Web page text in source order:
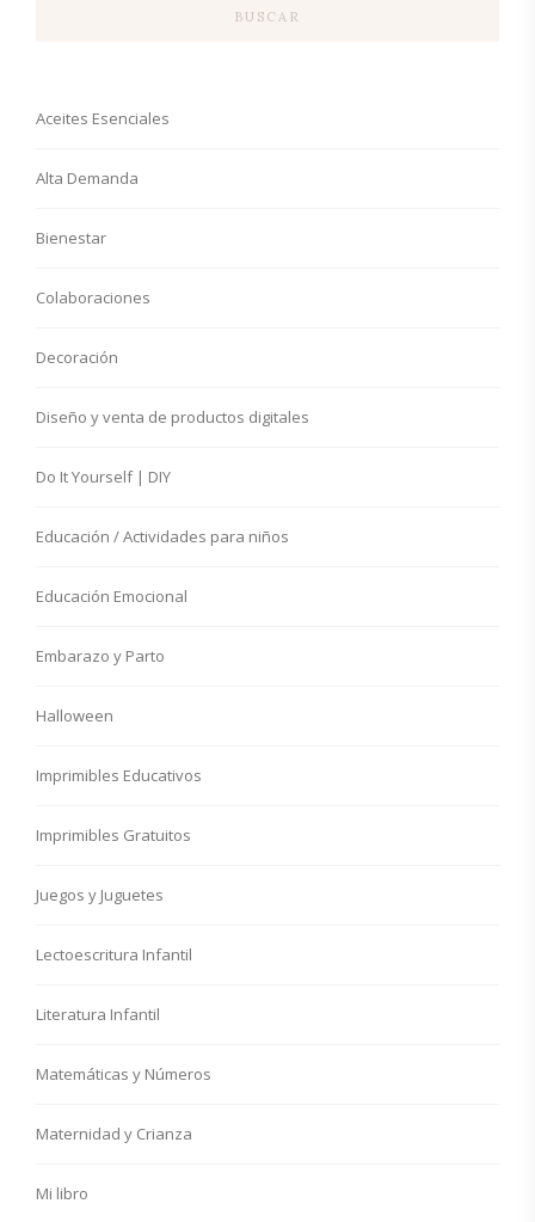
BUSCAR
Aceites Esenciales
Alta Demanda
Bienestar
Colaboraciones
Decoración
Diseño y venta de productos digitales
Do It Yourself | DIY
Educación / Actividades para niños
Educación Emocional
Embarazo y Parto
Halloween
Imprimibles Educativos
Imprimibles Gratuitos
Juegos y Juguetes
Lectoescritura Infantil
Literatura Infantil
Matemáticas y Números
Maternidad y Crianza
Mi libro